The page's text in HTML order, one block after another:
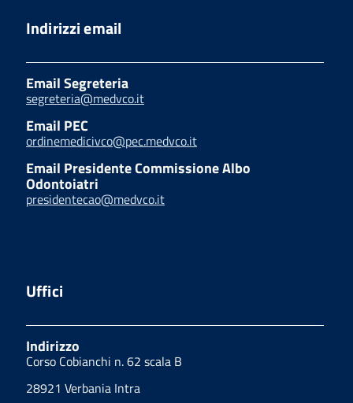
Indirizzi email
Email Segreteria
segreteria@medvco.it
Email PEC
ordinemedicivco@pec.medvco.it
Email Presidente Commissione Albo
Odontoiatri
presidentecao@medvco.it
Uffici
Indirizzo
Corso Cobianchi n. 62 scala B
28921 Verbania Intra